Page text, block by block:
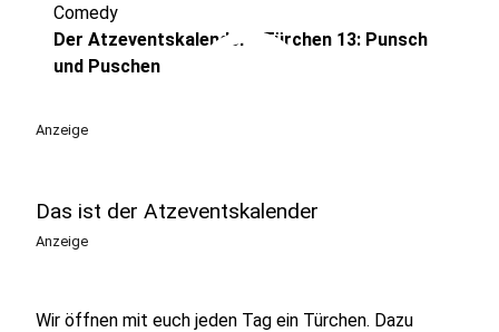
play_circle
Comedy
Der Atzeventskalender - Türchen 13: Punsch
und Puschen
Anzeige
Das ist der Atzeventskalender
Anzeige
Wir öffnen mit euch jeden Tag ein Türchen. Dazu